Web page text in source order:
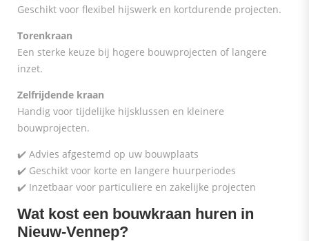
Geschikt voor flexibel hijswerk en kortdurende projecten.
Torenkraan
Een sterke keuze bij hogere bouwprojecten of langere
inzet.
Zelfrijdende kraan
Handig voor tijdelijke hijsklussen en kleinere
bouwprojecten.
✔️ Advies afgestemd op uw bouwplaats
✔️ Geschikt voor korte en langere huurperiodes
✔️ Inzetbaar voor particuliere en zakelijke projecten
Wat kost een bouwkraan huren in
Nieuw-Vennep?